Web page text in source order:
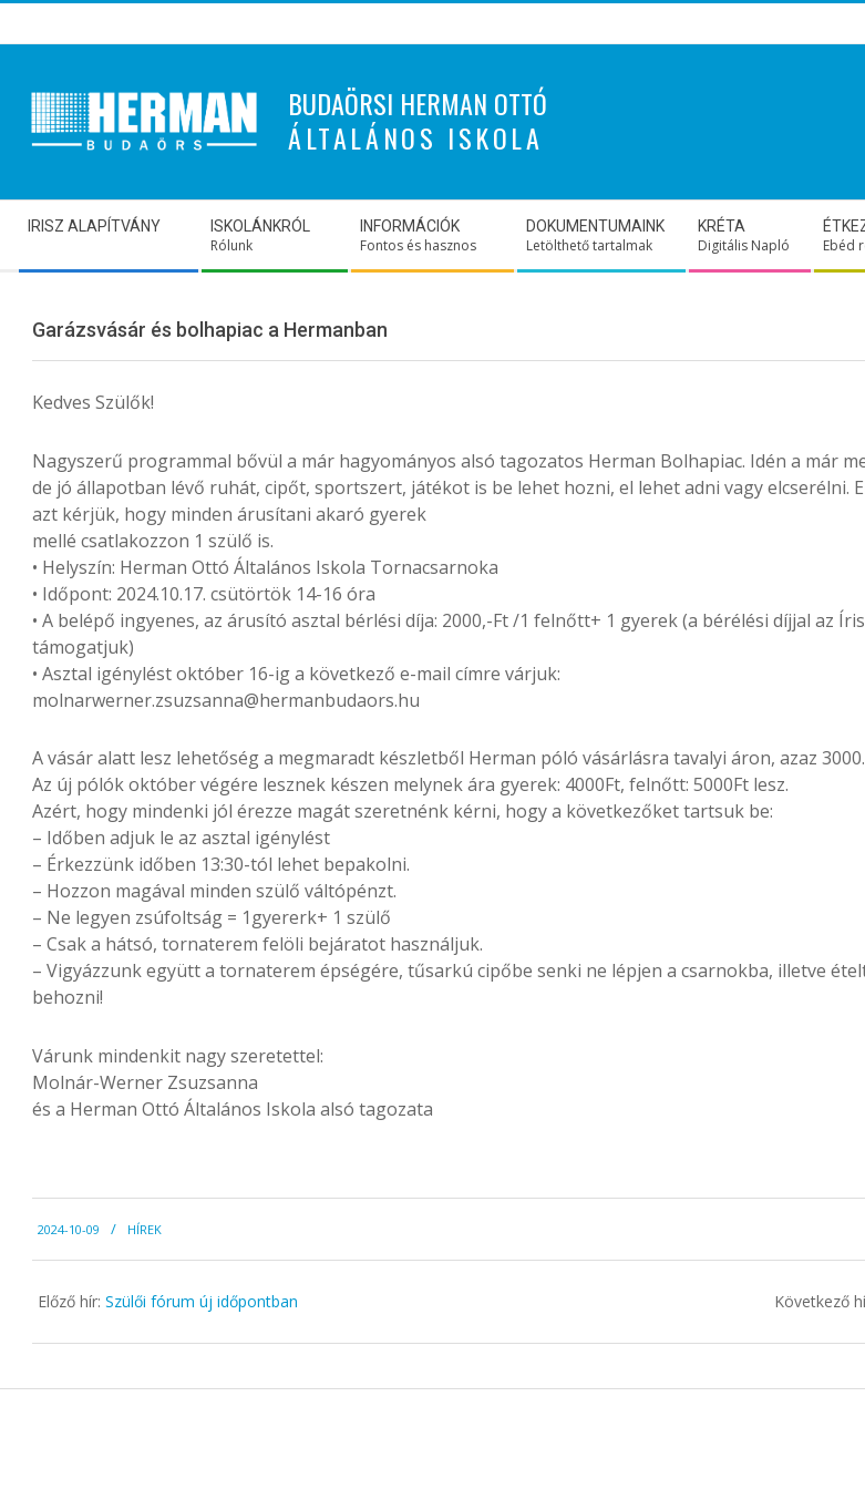
to
BUDAÖRSI HERMAN OTTÓ
ÁLTALÁNOS ISKOLA
Navigation
Menu
IRISZ ALAPÍTVÁNY ISKOLÁNKRÓL
Rólunk
INFORMÁCIÓK
Fontos és hasznos
DOKUMENTUMAINK
Letölthető tartalmak
KRÉTA
Digitális Napló Ebéd
Garázsvásár és bolhapiac a Hermanban
Kedves Szülők!
Nagyszerű programmal bővül a már hagyományos alsó tagozatos Herman Bolhapiac. Idén a már
de jó állapotban lévő ruhát, cipőt, sportszert, játékot is be lehet hozni, el lehet adni vagy elcserélni.
azt kérjük, hogy minden árusítani akaró gyerek
mellé csatlakozzon 1 szülő is.
• Helyszín: Herman Ottó Általános Iskola Tornacsarnoka
• Időpont: 2024.10.17. csütörtök 14-16 óra
• A belépő ingyenes, az árusító asztal bérlési díja: 2000,-Ft /1 felnőtt+ 1 gyerek (a bérélési díjjal az
támogatjuk)
• Asztal igénylést október 16-ig a következő e-mail címre várjuk:
molnarwerner.zsuzsanna@hermanbudaors.hu
A vásár alatt lesz lehetőség a megmaradt készletből Herman póló vásárlásra tavalyi áron, azaz
Az új pólók október végére lesznek készen melynek ára gyerek: 4000Ft, felnőtt: 5000Ft lesz.
Azért, hogy mindenki jól érezze magát szeretnénk kérni, hogy a következőket tartsuk be:
– Időben adjuk le az asztal igénylést
– Érkezzünk időben 13:30-tól lehet bepakolni.
– Hozzon magával minden szülő váltópénzt.
– Ne legyen zsúfoltság = 1gyererk+ 1 szülő
– Csak a hátsó, tornaterem felöli bejáratot használjuk.
– Vigyázzunk együtt a tornaterem épségére, tűsarkú cipőbe senki ne lépjen a csarnokba, illetve
behozni!
Várunk mindenkit nagy szeretettel:
Molnár-Werner Zsuzsanna
és a Herman Ottó Általános Iskola alsó tagozata
10-
09
2024-10-09 HÍREK
Előző hír: Szülői fórum új időpontban Következő